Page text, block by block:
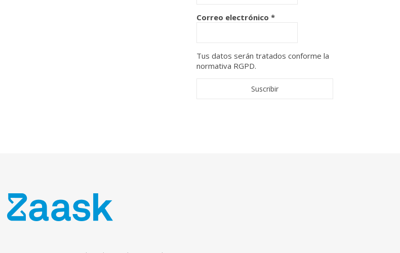
Correo electrónico *
Tus datos serán tratados conforme la
normativa RGPD.